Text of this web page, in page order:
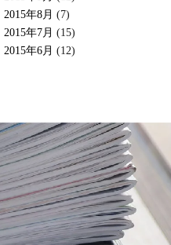
2015年8月 (7)
2015年7月 (15)
2015年6月 (12)